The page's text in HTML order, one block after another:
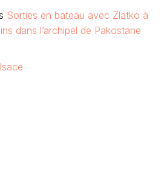
Sorties en bateau avec Zlatko à
dans l’archipel de Pakostane